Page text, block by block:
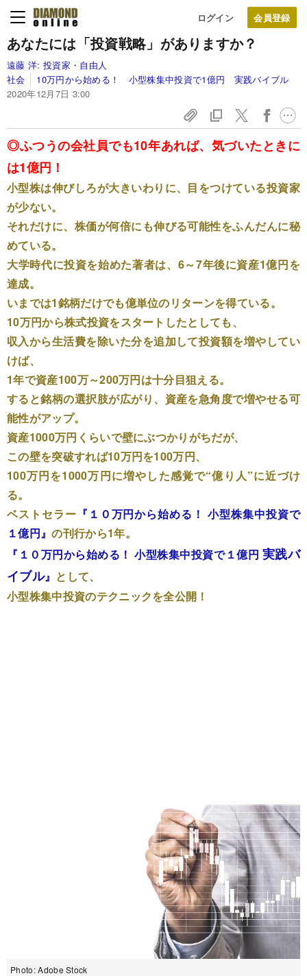
ログイン
あなたには「投資戦略」がありますか？
遠藤 洋: 投資家・自由人
社会
10万円から始める！ 小型株集中投資で1億円 実践バイブル
2020年12月7日 3:00
◎ふつうの会社員でも10年あれば、気づいたときに
は1億円！
小型株は伸びしろが大きいわりに、目をつけている投資家
が少ない。
それだけに、株価が何倍にも伸びる可能性をふんだんに秘
めている。
大学時代に投資を始めた著者は、6～7年後に資産1億円を
達成。
いまでは1銘柄だけでも億単位のリターンを得ている。
10万円から株式投資をスタートしたとしても、
収入から生活費を除いた分を追加して投資額を増やしてい
けば、
1年で資産100万～200万円は十分目狙える。
すると銘柄の選択肢が広がり、資産を急角度で増やせる可
能性がアップ。
資産1000万円くらいで壁にぶつかりがちだが、
この壁を突破すれば10万円を100万円、
100万円を1000万円に増やした感覚で“億り人”に近づけ
る。
ベストセラー 『１０万円から始める！ 小型株集中投資で
１億円』の刊行から1年。
『１０万円から始める！ 小型株集中投資で１億円 実践バ
イブル』 として、
小型株集中投資のテクニックを全公開！
Photo: Adobe Stock